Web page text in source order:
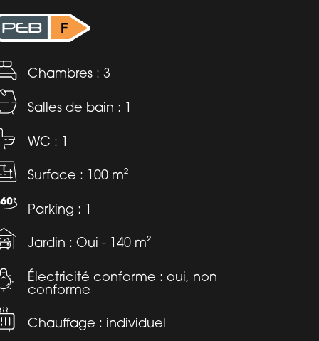
Chambres : 3
Salles de bain : 1
WC : 1
Surface : 100 m²
Parking : 1
Jardin : Oui - 140 m²
Électricité conforme : oui, non
conforme
Chauffage : individuel